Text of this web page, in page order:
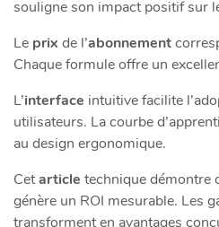
souligne son impact positif sur
Le prix de l’abonnement
Chaque formule offre un
L’interface intuitive facilite
utilisateurs. La courbe
au design ergonomique.
Cetarticle technique démontre
génère un ROI mesurable. Les
transforment en avantages